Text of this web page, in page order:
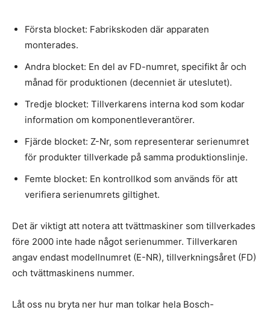
Första blocket: Fabrikskoden där apparaten
monterades.
Andra blocket: En del av FD-numret, specifikt år och
månad för produktionen (decenniet är uteslutet).
Tredje blocket: Tillverkarens interna kod som kodar
information om komponentleverantörer.
Fjärde blocket: Z-Nr, som representerar serienumret
för produkter tillverkade på samma produktionslinje.
Femte blocket: En kontrollkod som används för att
verifiera serienumrets giltighet.
Det är viktigt att notera att tvättmaskiner som tillverkades
före 2000 inte hade något serienummer. Tillverkaren
angav endast modellnumret (E-NR), tillverkningsåret (FD)
och tvättmaskinens nummer.
Låt oss nu bryta ner hur man tolkar hela Bosch-